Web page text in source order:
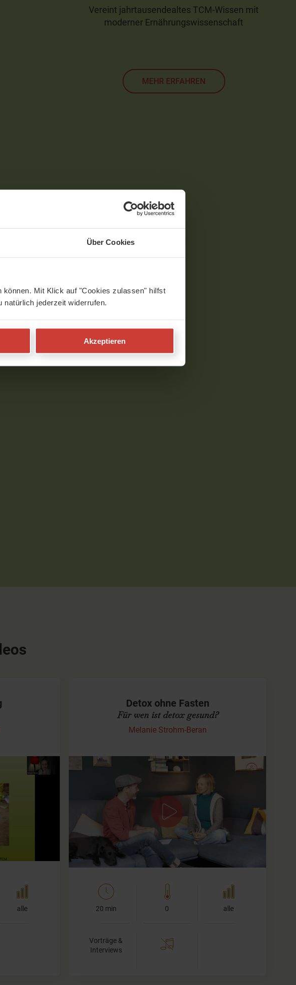
Über Cookies
können. Mit Klick auf "Cookies zulassen" hilfst
natürlich jederzeit widerrufen.
Akzeptieren
Vereint jahrtausendealtes TCM-Wissen mit
moderner Ernährungswissenschaft
MEHR ERFAHREN
Munde. Ob
- entgiften,
und wieso…
alle
Detox ohne Fasten
Für wen ist detox gesund?
Melanie Strohm-Beran
Was bedeutet Detox wirklich – jenseits von Saftkuren
und Hungern? Melanie Strohm-Beran (TCM-Expertin &
integrative Ernährungsberaterin) erklärt, wie wir mit
warmem Essen, typgerechten Mahlzeiten…
20 min 0 alle
Vorträge &
Interviews